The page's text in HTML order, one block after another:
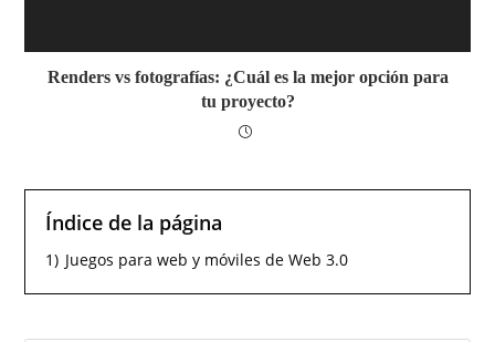
Renders vs fotografías: ¿Cuál es la mejor opción para
tu proyecto?
Índice de la página
1) Juegos para web y móviles de Web 3.0